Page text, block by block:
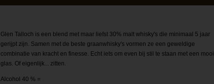
Glen Talloch is een blend met maar liefst 30% malt whisky's die minimaal 5 jaar
gerijpt zijn. Samen met de beste graanwhisky's vormen ze een geweldige
combinatie van kracht en finesse. Echt iets om even bij stil te staan met een mooi
glas. Of eigenlijk... zitten.
Alcohol 40 % =